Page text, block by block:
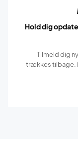
Hold dig
Tilmeld dig
trækkes tilbage.